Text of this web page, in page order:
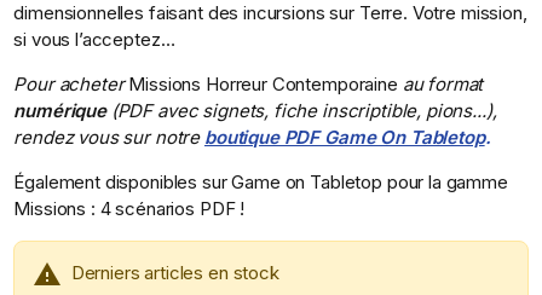
dimensionnelles faisant des incursions sur Terre. Votre mission,
si vous l’acceptez…
Pour acheterMissions Horreur Contemporaine au format
numérique(PDF avec signets, fiche inscriptible, pions...),
rendez vous sur notre boutique PDF Game On Tabletop.
Également disponibles sur Game on Tabletop pour la gamme
Missions : 4 scénarios PDF !
 Derniers articles en stock